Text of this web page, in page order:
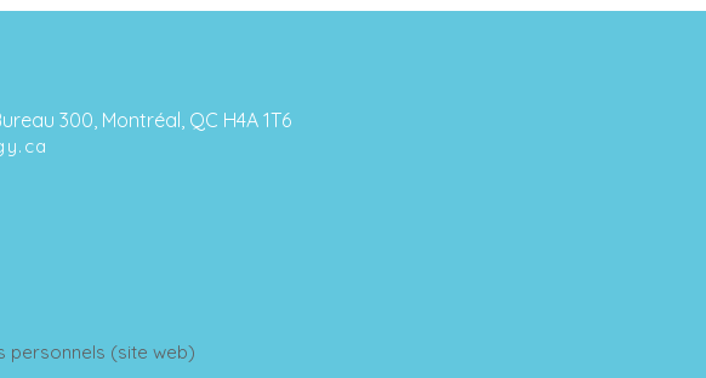
300, Montréal, QC H4A 1T6
personnels (site web)